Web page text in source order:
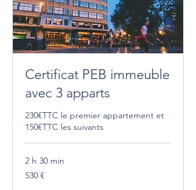
Certificat PEB immeuble
avec 3 apparts
230€TTC le premier appartement et
150€TTC les suivants
2 h 30 min
530
euros
530 €